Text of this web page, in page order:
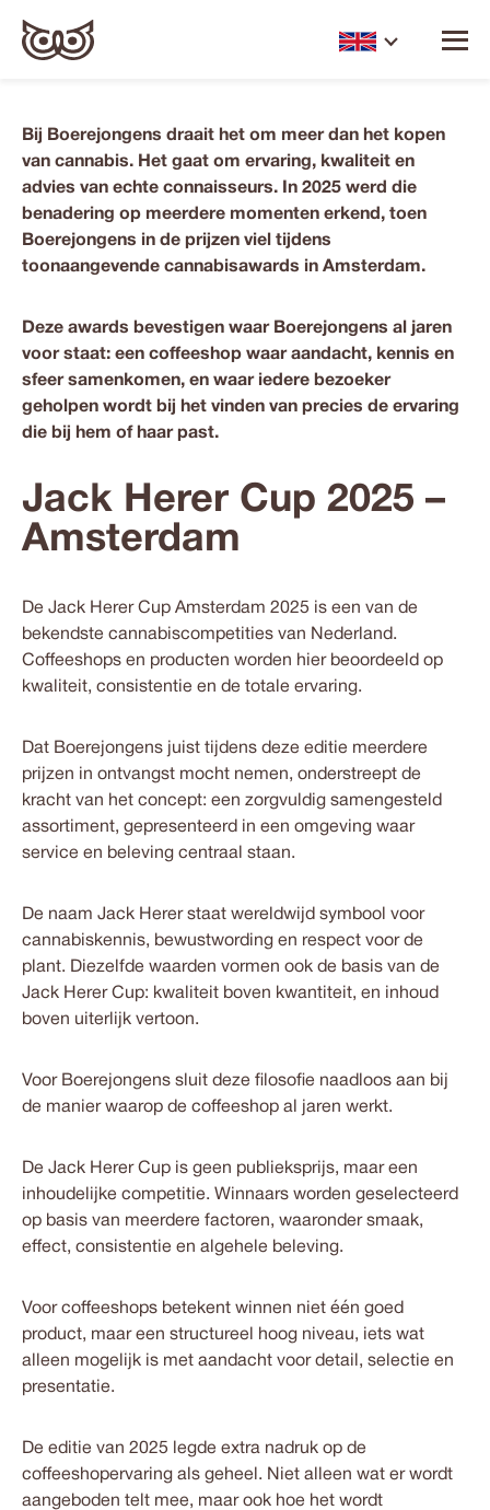
Bij Boerejongens draait het om meer dan het kopen
van cannabis. Het gaat om ervaring, kwaliteit en
advies van echte connaisseurs. In 2025 werd die
benadering op meerdere momenten erkend, toen
Boerejongens in de prijzen viel tijdens
toonaangevende cannabisawards in Amsterdam.
Deze awards bevestigen waar Boerejongens al jaren
voor staat: een coffeeshop waar aandacht, kennis en
sfeer samenkomen, en waar iedere bezoeker
geholpen wordt bij het vinden van precies de ervaring
die bij hem of haar past.
Jack Herer Cup 2025 –
Amsterdam
De Jack Herer Cup Amsterdam 2025 is een van de
bekendste cannabiscompetities van Nederland.
Coffeeshops en producten worden hier beoordeeld op
kwaliteit, consistentie en de totale ervaring.
Dat Boerejongens juist tijdens deze editie meerdere
prijzen in ontvangst mocht nemen, onderstreept de
kracht van het concept: een zorgvuldig samengesteld
assortiment, gepresenteerd in een omgeving waar
service en beleving centraal staan.
De naam Jack Herer staat wereldwijd symbool voor
cannabiskennis, bewustwording en respect voor de
plant. Diezelfde waarden vormen ook de basis van de
Jack Herer Cup: kwaliteit boven kwantiteit, en inhoud
boven uiterlijk vertoon.
Voor Boerejongens sluit deze filosofie naadloos aan bij
de manier waarop de coffeeshop al jaren werkt.
De Jack Herer Cup is geen publieksprijs, maar een
inhoudelijke competitie. Winnaars worden geselecteerd
op basis van meerdere factoren, waaronder smaak,
effect, consistentie en algehele beleving.
Voor coffeeshops betekent winnen niet één goed
product, maar een structureel hoog niveau, iets wat
alleen mogelijk is met aandacht voor detail, selectie en
presentatie.
De editie van 2025 legde extra nadruk op de
coffeeshopervaring als geheel. Niet alleen wat er wordt
aangeboden telt mee, maar ook hoe het wordt